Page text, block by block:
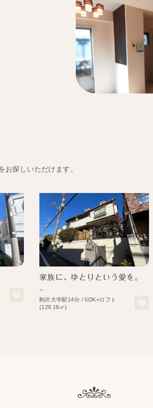
お探しいただけます。
家族に、ゆとりという愛を。
--
駒沢⼤学駅14分 / 5DK+ロフト
(129.18㎡)